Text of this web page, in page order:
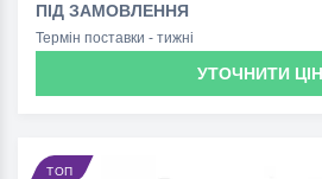
ПІД ЗАМОВЛЕННЯ
Термін поставки - тижні
УТОЧНИТИ
ТОП